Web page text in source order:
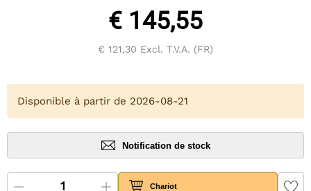
€ 145,55
€ 121,30 Excl. T.V.A. (FR)
Disponible à partir de 2026-08-21
Notification de stock
Chariot